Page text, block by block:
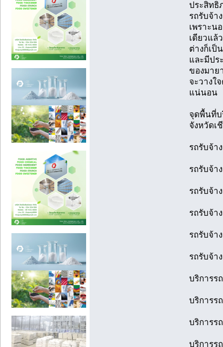
ประสิทธิ
รถรับจ้า
เพราะน
เดียวแล้
ต่างก็เป็
และมีปร
ของมาย
จะวางใ
แน่นอน
จุดพื้นที่บ
จังหวัดเ
รถรับจ้า
รถรับจ้า
รถรับจ้า
รถรับจ้า
รถรับจ้า
รถรับจ้า
บริการร
บริการร
บริการร
บริการร